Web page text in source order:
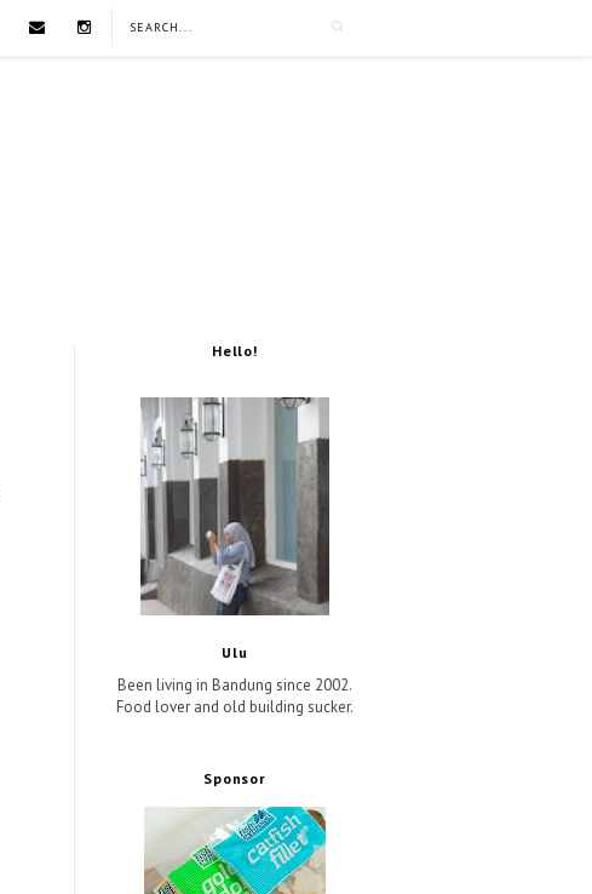
Hello!
Ulu
Been living in Bandung since 2002.
Food lover and old building sucker.
Sponsor